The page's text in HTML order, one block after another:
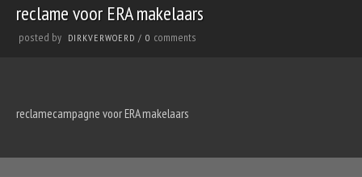
reclame voor ERA makelaars
posted by DIRKVERWOERD / 0 comments
reclamecampagne voor ERA makelaars